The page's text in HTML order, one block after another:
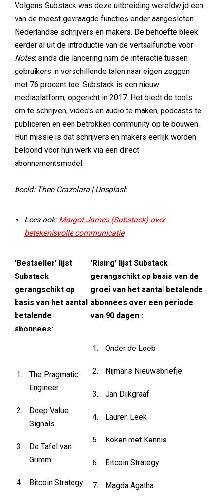
Volgens Substack was deze uitbreiding wereldwijd een
van de meest gevraagde functies onder aangesloten
Nederlandse schrijvers en makers. De behoefte bleek
eerder al uit de introductie van de vertaalfunctie voor
Notes: sinds die lancering nam de interactie tussen
gebruikers in verschillende talen naar eigen zeggen
met 76 procent toe. Substack is een nieuw
mediaplatform, opgericht in 2017. Het biedt de tools
om te schrijven, video's en audio te maken, podcasts te
publiceren en een betrokken community op te bouwen.
Hun missie is dat schrijvers en makers eerlijk worden
beloond voor hun werk via een direct
abonnementsmodel.
beeld: Theo Crazolara | Unsplash
Lees ook: Margot James (Substack) over
betekenisvolle communicatie
'Bestseller' lijst
Substack
gerangschikt op
basis van het aantal
betalende
abonnees:
The Pragmatic
Engineer
Deep Value
Signals
De Tafel van
Grimm
Bitcoin Strategy
'Rising' lijst Substack
gerangschikt op basis van de
groei van het aantal betalende
abonnees over een periode
van 90 dagen :
Onder de Loeb
Nijmans Nieuwsbriefje
Jan Dijkgraaf
Lauren Leek
Koken met Kennis
Bitcoin Strategy
Magda Agatha